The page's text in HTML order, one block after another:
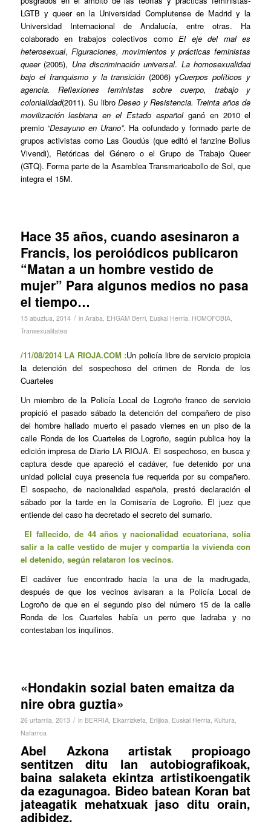
LGTB y queer en la Universidad Complutense de Madrid y la
Universidad Internacional de Andalucía, entre otras. Ha
colaborado en trabajos colectivos comoEl eje del mal es
heterosexual, Figuraciones, movimientos y prácticas feministas
queer(2005), Una discriminación universal. La homosexualidad
bajo el franquismo y la transición (2006) yCuerpos políticos y
agencia. Reflexiones feministas sobre cuerpo, trabajo y
colonialidad(2011). Su libroDeseo y Resistencia. Treinta años de
movilización lesbiana en el Estado españolganó en 2010 el
premio “Desayuno en Urano”. Ha cofundado y formado parte de
grupos activistas como Las Goudús (que editó el fanzine Bollus
Vivendi), Retóricas del Género o el Grupo de Trabajo Queer
(GTQ). Forma parte de la Asamblea Transmaricabollo de Sol, que
integra el 15M.
Hace 35 años, cuando asesinaron a
Francis, los peroiódicos publicaron
“Matan a un hombre vestido de
mujer” Para algunos medios no pasa
el tiempo…
15 abuztua, 2014 / in Araba, EHGAM Berri, Euskal Herria, HOMOFOBIA,
Transexualitatea
/11/08/2014 LA RIOJA.COM :Un policía libre de servicio propicia
la detención del sospechoso del crimen de Ronda de los
Cuarteles
Un miembro de la Policía Local de Logroño franco de servicio
propició el pasado sábado la detención del compañero de piso
del hombre hallado muerto el pasado viernes en un piso de la
calle Ronda de los Cuarteles de Logroño, según publica hoy la
edición impresa de Diario LA RIOJA. El sospechoso, en busca y
captura desde que apareció el cadáver, fue detenido por una
unidad policial cuya presencia fue requerida por su compañero.
El sospecho, de nacionalidad española, prestó declaración el
sábado por la tarde en la Comisaría de Logroño. El juez que
entiende del caso ha decretado el secreto del sumario.
El fallecido, de 44 años y nacionalidad ecuatoriana, solía
salir a la calle vestido de mujer y compartía la vivienda con
el detenido, según relataron los vecinos.
El cadáver fue encontrado hacia la una de la madrugada,
después de que los vecinos avisaran a la Policía Local de
Logroño de que en el segundo piso del número 15 de la calle
Ronda de los Cuarteles había un perro que ladraba y no
contestaban los inquilinos.
«Hondakin sozial baten emaitza da
nire obra guztia»
26 urtarrila, 2013 / in BERRIA, Elkarrizketa, Erlijioa, Euskal Herria, Kultura,
Nafarroa
Abel Azkona artistak propioago
sentitzen ditu lan autobiografikoak,
baina salaketa ekintza artistikoengatik
da ezagunagoa. Bideo batean Koran bat
jateagatik mehatxuak jaso ditu orain,
adibidez.